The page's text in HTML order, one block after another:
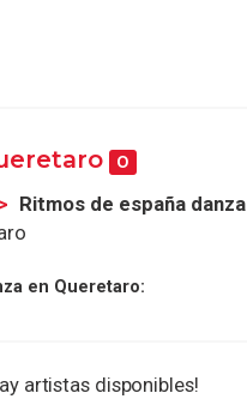
0
Ritmos de españa danza
en Queretaro:
artistas disponibles!